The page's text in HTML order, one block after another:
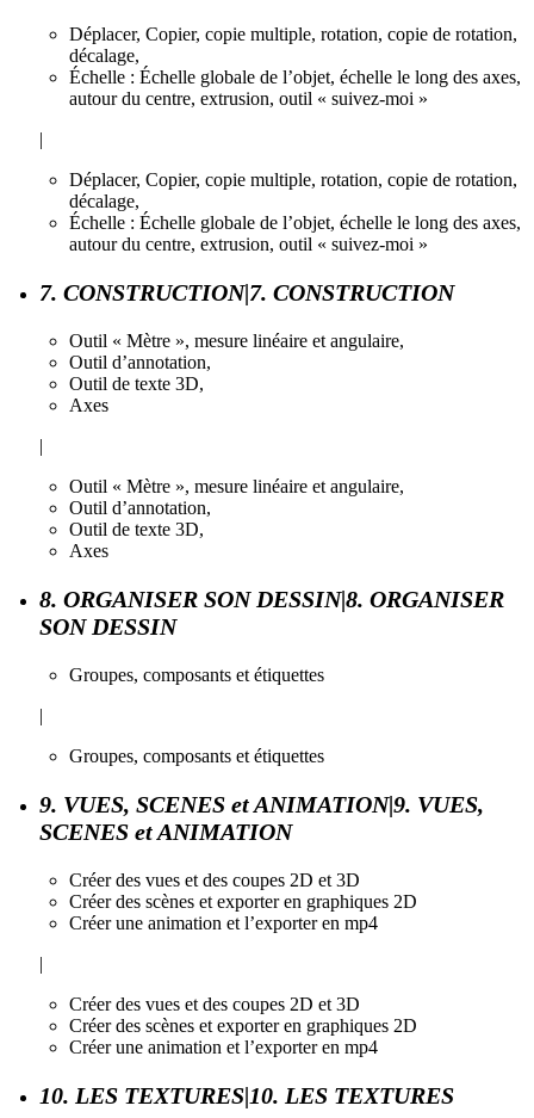
Déplacer, Copier, copie multiple, rotation, copie de rotation,
décalage,
Échelle : Échelle globale de l’objet, échelle le long des axes,
autour du centre, extrusion, outil « suivez-moi »
|
Déplacer, Copier, copie multiple, rotation, copie de rotation,
décalage,
Échelle : Échelle globale de l’objet, échelle le long des axes,
autour du centre, extrusion, outil « suivez-moi »
7. CONSTRUCTION|7. CONSTRUCTION
Outil « Mètre », mesure linéaire et angulaire,
Outil d’annotation,
Outil de texte 3D,
Axes
|
Outil « Mètre », mesure linéaire et angulaire,
Outil d’annotation,
Outil de texte 3D,
Axes
8. ORGANISER SON DESSIN|8. ORGANISER
SON DESSIN
Groupes, composants et étiquettes
|
Groupes, composants et étiquettes
9. VUES, SCENES et ANIMATION|9. VUES,
SCENES et ANIMATION
Créer des vues et des coupes 2D et 3D
Créer des scènes et exporter en graphiques 2D
Créer une animation et l’exporter en mp4
|
Créer des vues et des coupes 2D et 3D
Créer des scènes et exporter en graphiques 2D
Créer une animation et l’exporter en mp4
10. LES TEXTURES|10. LES TEXTURES